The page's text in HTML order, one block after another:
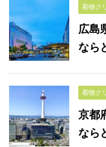
着物ク
広島
なら
着物ク
京都
なら